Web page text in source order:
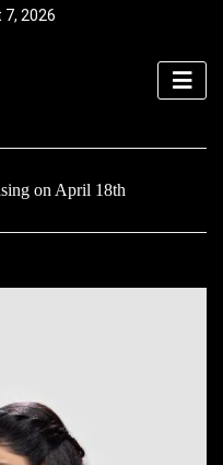
7, 2026
on April 18th